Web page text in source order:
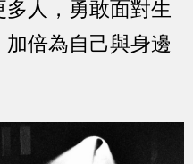
人，勇敢面對生
倍為自己與身邊